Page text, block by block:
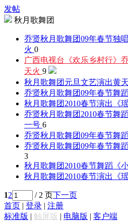
发帖
秋月歌舞团
乔贤秋月歌舞团09年春节独
火 0
广西电视台《欢乐乡村行》
天火 9
秋月歌舞团元旦文艺演出黄
乔贤秋月歌舞团09年春节舞
秋月歌舞团2010春节演出《
乔贤秋月歌舞团2010春节舞
一号 6
乔贤秋月歌舞团09年春节舞
乔贤秋月歌舞团09年春节舞
3
秋月歌舞团2010春节舞蹈《小
秋月歌舞团2010春节演出《
12 / 2 页下一页
首页 | 登录 | 注册
标准版 | 触屏版 | 电脑版 | 客户端